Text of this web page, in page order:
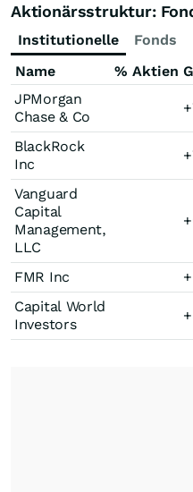
Aktionärsstruktur:
Institutionelle
Fonds
Name
% Aktien
JPMorgan
Chase & Co
BlackRock
Inc
Vanguard
Capital
Management,
LLC
FMR Inc
Capital World
Investors